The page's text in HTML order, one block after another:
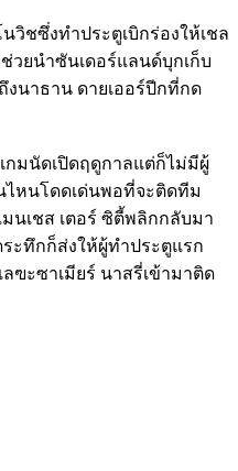
วิชซึ่งทำประตูเบิกร่องให้เชล
วยนำซันเดอร์แลนด์บุกเก็บ
นาธาน ดายเออร์ปีกที่กด
กมนัดเปิดฤดูกาลแต่ก็ไม่มีผู้
ไหนโดดเด่นพอที่จะติดทีม
นเชส เตอร์ ซิตี้พลิกกลับมา
ะทึกก็ส่งให้ผู้ทำประตูแรก
ฃะซาเมียร์ นาสรี่เข้ามาติด